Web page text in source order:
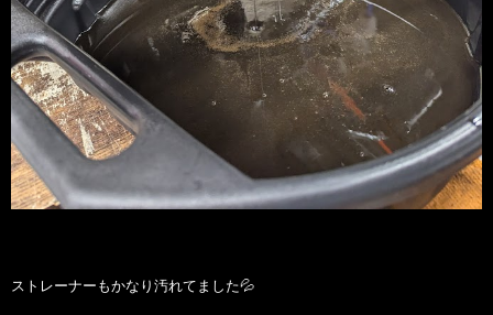
ストレーナーもかなり汚れてました💦